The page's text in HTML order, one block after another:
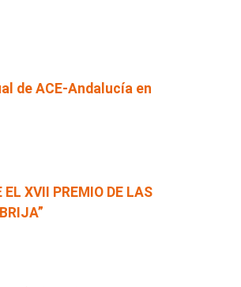
de ACE-Andalucía en
XVII PREMIO DE LAS